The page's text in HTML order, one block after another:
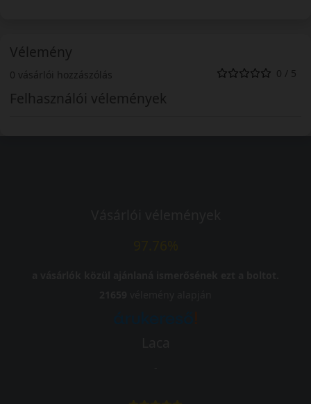
Vélemény
0 vásárlói hozzászólás 0 / 5
Felhasználói vélemények